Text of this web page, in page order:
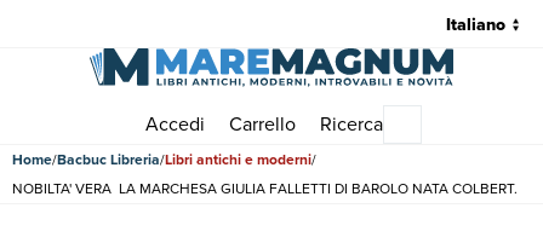
Accedi Carrello Ricerca
Home Bacbuc Libreria Libri antichi e moderni
NOBILTA' VERA  LA MARCHESA GIULIA FALLETTI DI BAROLO NATA COLBERT.